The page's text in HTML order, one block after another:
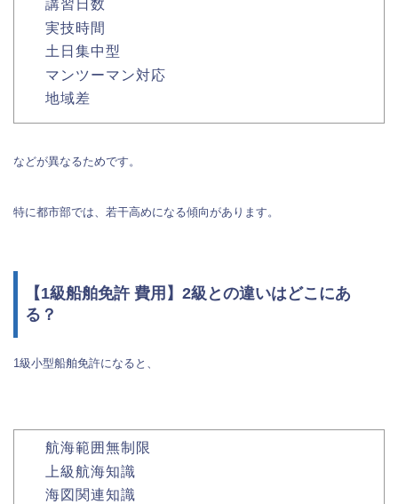
講習日数
実技時間
土日集中型
マンツーマン対応
地域差
などが異なるためです。
特に都市部では、若干高めになる傾向があります。
【1級船舶免許 費用】2級との違いはどこにあ
る？
1級小型船舶免許になると、
航海範囲無制限
上級航海知識
海図関連知識